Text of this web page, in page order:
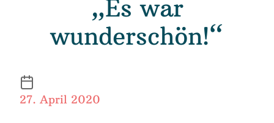
„Es war
wunderschön!“
27. April 2020